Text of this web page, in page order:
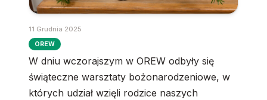
11 Grudnia 2025
OREW
W dniu wczorajszym w OREW odbyły się
świąteczne warsztaty bożonarodzeniowe, w
których udział wzięli rodzice naszych